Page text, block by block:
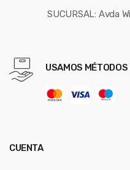
SUCURSAL: Avda
USAMOS MÉTODOS
CUENTA